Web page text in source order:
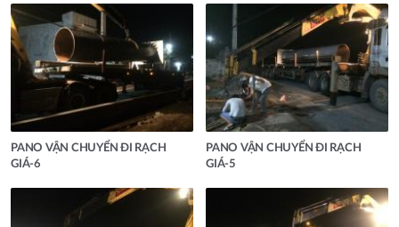
PANO VẬN CHUYỂN ĐI RẠCH
GIÁ-6
PANO VẬN CHUYỂN ĐI RẠCH
GIÁ-5